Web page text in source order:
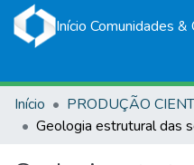
Início Comunidades &
Início
PRODUÇÃO